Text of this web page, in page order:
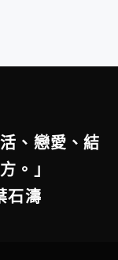
、戀愛、結
。」
石濤